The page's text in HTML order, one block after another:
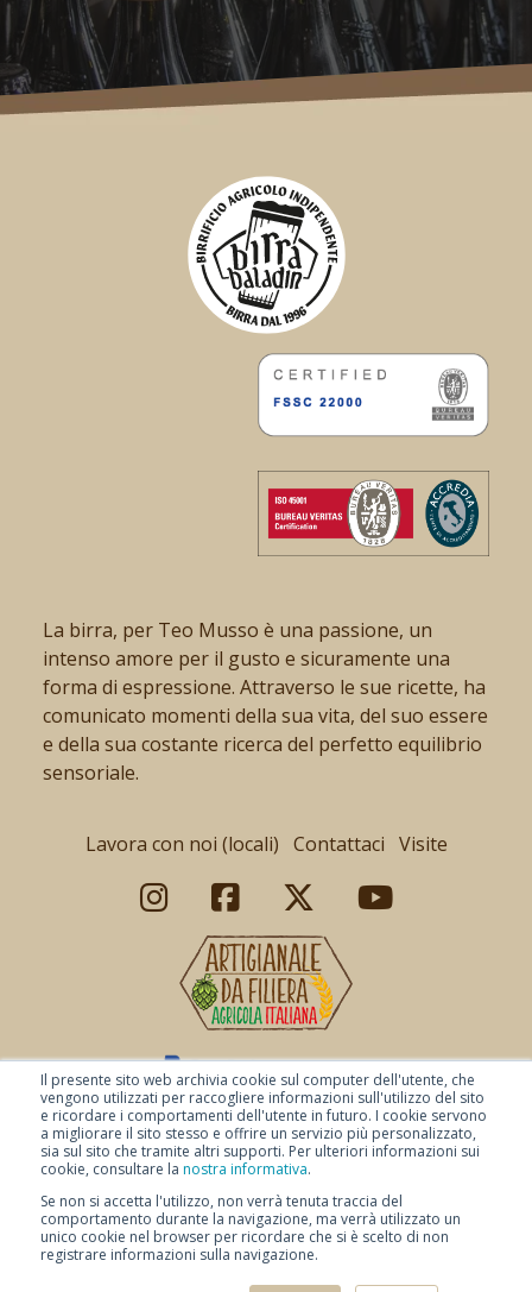
Il presente sito web archivia cookie sul computer dell'utente, che
vengono utilizzati per raccogliere informazioni sull'utilizzo del sito
e ricordare i comportamenti dell'utente in futuro. I cookie servono
a migliorare il sito stesso e offrire un servizio più personalizzato,
sia sul sito che tramite altri supporti. Per ulteriori informazioni sui
cookie, consultare la nostra informativa.
Se non si accetta l'utilizzo, non verrà tenuta traccia del
comportamento durante la navigazione, ma verrà utilizzato un
unico cookie nel browser per ricordare che si è scelto di non
registrare informazioni sulla navigazione.
La birra, per Teo Musso è una passione, un
intenso amore per il gusto e sicuramente una
forma di espressione. Attraverso le sue ricette, ha
comunicato momenti della sua vita, del suo essere
e della sua costante ricerca del perfetto equilibrio
sensoriale.
Lavora con noi (locali) Contattaci Visite
© Copyright 2026 Baladin -Pagamenti sicuri-Condizioni di vendita
Condizioni di spedizione-Privacy Policy -